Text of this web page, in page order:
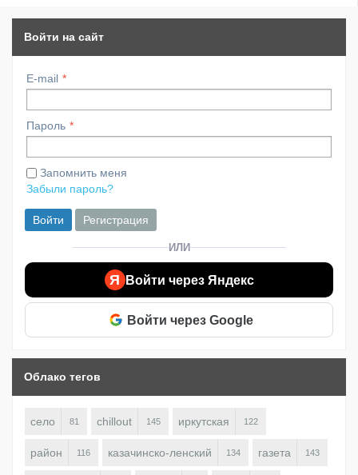
Войти на сайт
E-mail
Пароль
Запомнить меня
Забыли пароль?
Войти Регистрация
ИЛИ
Я Войти через Яндекс
Войти через Google
Облако тегов
село 81 chillout 145 иркутская 122
район 116 казачинско-ленский 134 газета 143